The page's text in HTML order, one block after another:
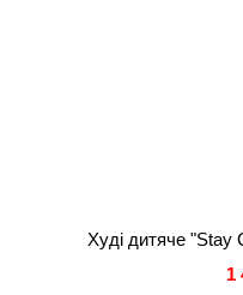
Худі дитяче "Stay
1